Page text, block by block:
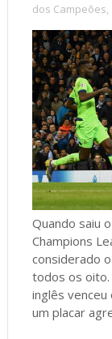
dos Campeões,
Quando saiu
Champions
considerado
todos os oito.
inglês
um placar